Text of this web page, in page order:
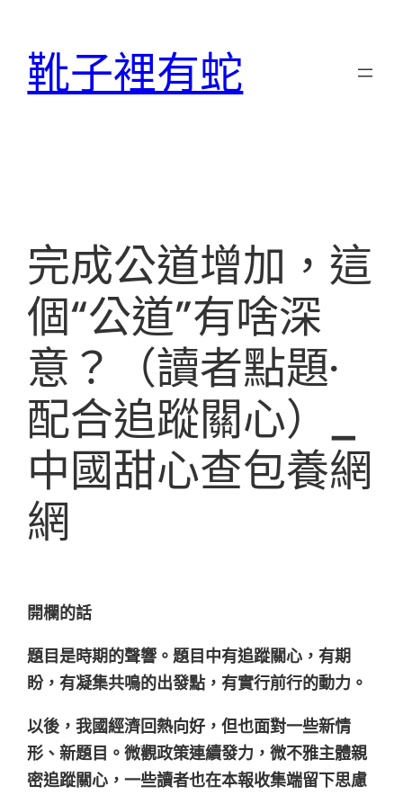
靴子裡有蛇
完成公道增加，這
個“公道”有啥深
意？（讀者點題·
配合追蹤關心）_
中國甜心查包養網
網
開欄的話
題目是時期的聲響。題目中有追蹤關心，有期
盼，有凝集共鳴的出發點，有實行前行的動力。
以後，我國經濟回熱向好，但也面對一些新情
形、新題目。微觀政策連續發力，微不雅主體親
密追蹤關心，一些讀者也在本報收集端留下思慮